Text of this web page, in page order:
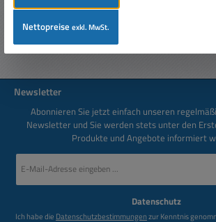
Newsletter
Abonnieren Sie jetzt einfach unseren
Newsletter und Sie werden stets unter den
Produkte und Angebote informiert
Mail-
Datenschutz
Ich habe die Datenschutzbestimmungenzur Kenntnis
Nettopreiseexkl. MwSt.